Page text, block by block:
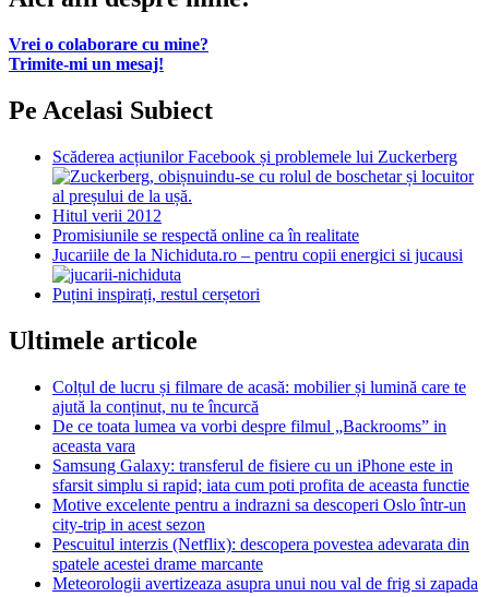
Vrei o colaborare cu mine?
Trimite-mi un mesaj!
Pe Acelasi Subiect
Scăderea acțiunilor Facebook și problemele lui Zuckerberg
Hitul verii 2012
Promisiunile se respectă online ca în realitate
Jucariile de la Nichiduta.ro – pentru copii energici si jucausi
Puțini inspirați, restul cerșetori
Ultimele articole
Colțul de lucru și filmare de acasă: mobilier și lumină care te
ajută la conținut, nu te încurcă
De ce toata lumea va vorbi despre filmul „Backrooms” in
aceasta vara
Samsung Galaxy: transferul de fisiere cu un iPhone este in
sfarsit simplu si rapid; iata cum poti profita de aceasta functie
Motive excelente pentru a indrazni sa descoperi Oslo într-un
city-trip in acest sezon
Pescuitul interzis (Netflix): descopera povestea adevarata din
spatele acestei drame marcante
Meteorologii avertizeaza asupra unui nou val de frig si zapada